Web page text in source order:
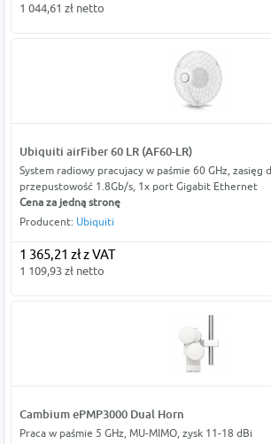
1 044,61 zł netto
Ubiquiti airFiber 60 LR (AF60-LR)
System radiowy pracujacy w paśmie 60 GHz, zasięg
przepustowość 1.8Gb/s, 1x port Gigabit Ethernet
Cena za jedną stronę
Producent: Ubiquiti
1 365,21 zł z VAT
1 109,93 zł netto
Cambium ePMP3000 Dual Horn
Praca w paśmie 5 GHz, MU-MIMO, zysk 11-18 dBi